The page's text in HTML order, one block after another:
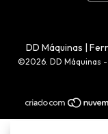
DD Máquinas |
©2026. DD Máquinas -